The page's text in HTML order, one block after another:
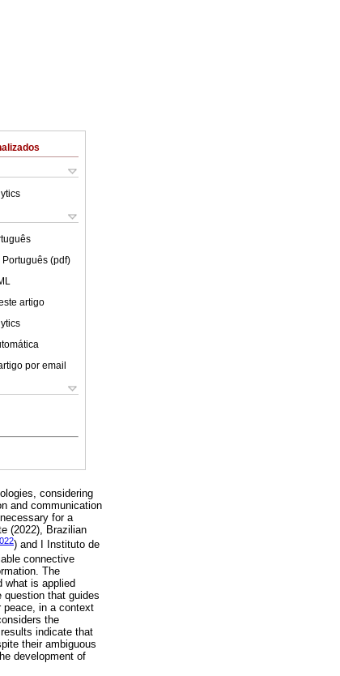
Português (pdf)
artigo
por email
considering
and communication
for a
(2022), Brazilian
) and I Instituto de
connective
The
what is applied
that guides
peace, in a context
the
indicate that
their ambiguous
development of